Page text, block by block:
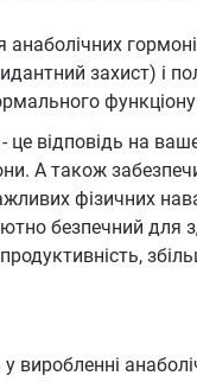
захист) і
- це відповідь на
А також
фізичних
безпечний
виробленні